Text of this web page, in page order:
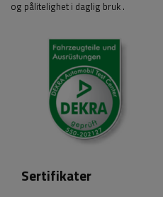
og pålitelighet i daglig bruk .
Sertifikater